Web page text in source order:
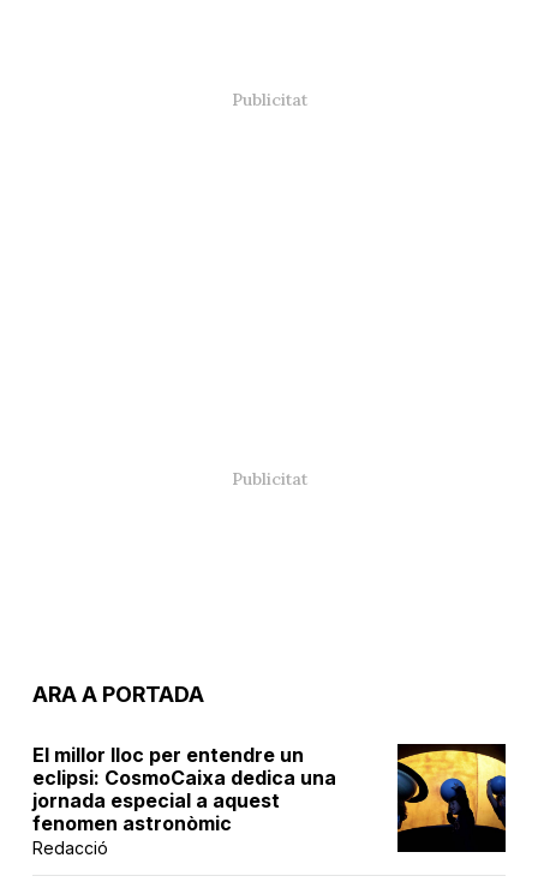
ARA A PORTADA
El millor lloc per entendre un
eclipsi: CosmoCaixa dedica una
jornada especial a aquest
fenomen astronòmic
Redacció